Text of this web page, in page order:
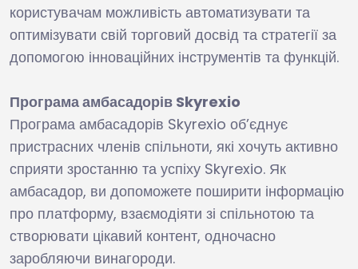
користувачам можливість автоматизувати та
оптимізувати свій торговий досвід та стратегії за
допомогою інноваційних інструментів та функцій.
Програма амбасадорів Skyrexio
Програма амбасадорів Skyrexio об’єднує
пристрасних членів спільноти, які хочуть активно
сприяти зростанню та успіху Skyrexio. Як
амбасадор, ви допоможете поширити інформацію
про платформу, взаємодіяти зі спільнотою та
створювати цікавий контент, одночасно
заробляючи винагороди.